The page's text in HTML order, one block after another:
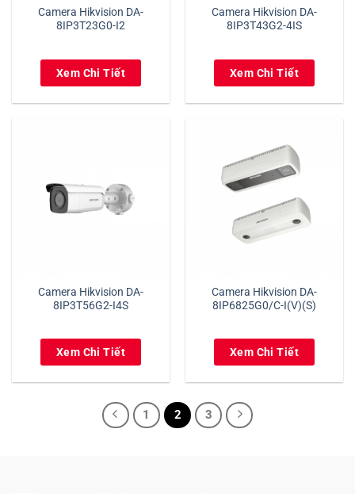
Camera Hikvision DA-
8IP3T23G0-I2
Xem Chi Tiết
Camera Hikvision DA-
8IP3T43G2-4IS
Xem Chi Tiết
Camera Hikvision DA-
8IP3T56G2-I4S
Xem Chi Tiết
Camera Hikvision DA-
8IP6825G0/C-I(V)(S)
Xem Chi Tiết
1 2 3